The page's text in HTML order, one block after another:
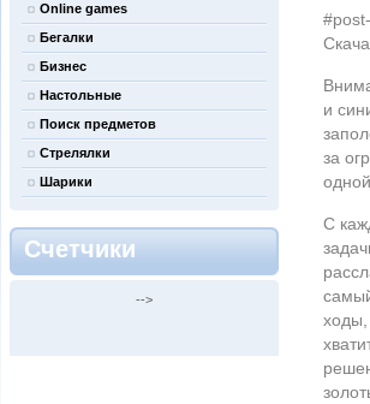
Online games
Бегалки
Бизнес
Настольные
Поиск предметов
Стрелялки
Шарики
Счетчики
-->
и
за
С
ходы,